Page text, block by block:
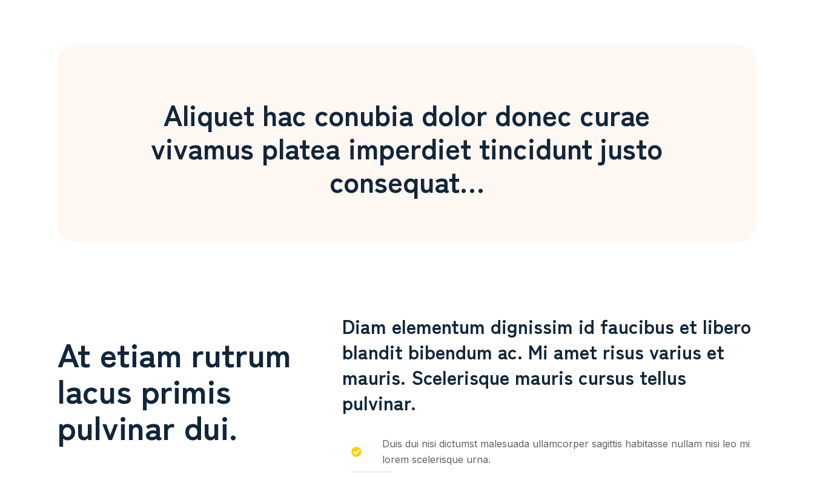
Aliquet hac conubia dolor donec curae
vivamus platea imperdiet tincidunt justo
consequat…
At etiam rutrum
lacus primis
pulvinar dui.
Diam elementum dignissim id faucibus et libero
blandit bibendum ac. Mi amet risus varius et
mauris. Scelerisque mauris cursus tellus
pulvinar.
Duis dui nisi dictumst malesuada ullamcorper sagittis habitasse nullam nisi leo mi
lorem scelerisque urna.